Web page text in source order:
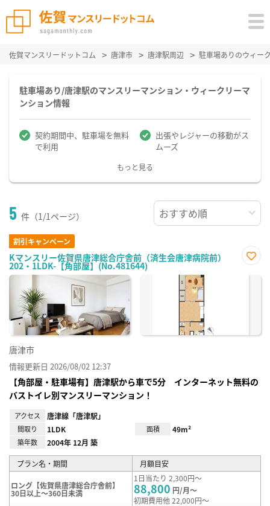
佐賀マンスリードットコム 唐津市 唐津駅周辺 駐車場ありのウィー
駐車場あり/唐津駅のマンスリーマンション・ウィークリーマ
ンション情報
契約期間中、駐車場を無料
で利用
出張やレジャーの移動がス
ムーズ
もっと見る
5 件（1/1ページ）
割引キャンペーン
Kマンスリー佐賀県唐津総合庁舎前（済生会唐津病院前）
202・1LDK-【角部屋】(No.481644)
に入
唐津市
情報更新日 2026/08/02 12:37
【角部屋・駐車場有】唐津駅から車で5分 インターネット無料の
バストイレ別マンスリーマンション！
アクセス 唐津線「唐津駅」
間取り 1LDK 面積 49m²
築年数 2004年 12月 築
プラン名・期間 月額目安
ロング【佐賀県唐津総合庁舎前】
30日以上～360日未満
1日当たり 2,300円～
88,800 円/月～
初期費用他 22,000円～